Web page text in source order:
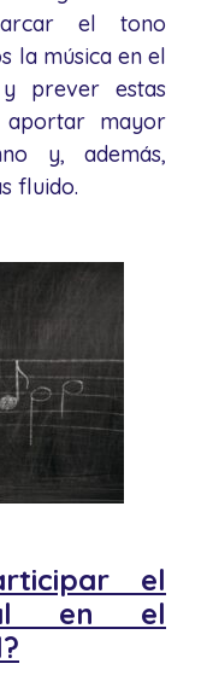
el tono
la música en el
prever estas
aportar mayor
y, además,
fluido.
el
en el